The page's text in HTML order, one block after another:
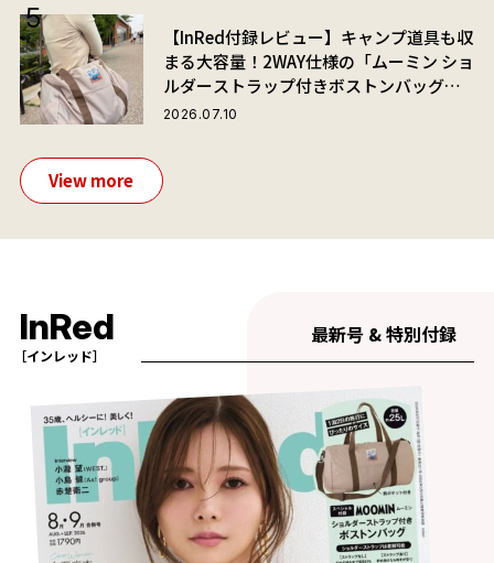
【InRed付録レビュー】キャンプ道具も収
まる大容量！2WAY仕様の「ムーミン ショ
ルダーストラップ付きボストンバッグ」
が夏旅におすすめな理由
2026.07.10
View more
InRed
［インレッド］
最新号 & 特別付録